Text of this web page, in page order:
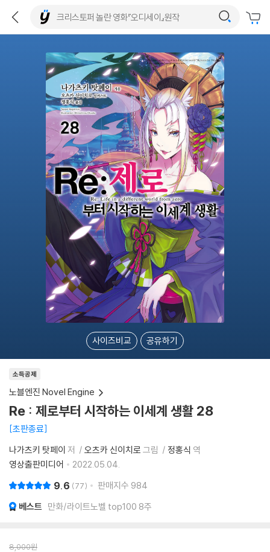
사이즈비교 공유하기
소득공제
노블엔진 Novel Engine
Re : 제로부터 시작하는 이세계 생활 28
초판종료
나가츠키 탓페이 저 오츠카 신이치로 그림 정홍식 역
영상출판미디어
2022.05.04.
9.6 77 판매지수 984
베스트 만화/라이트노벨 top100 8주
8,000원